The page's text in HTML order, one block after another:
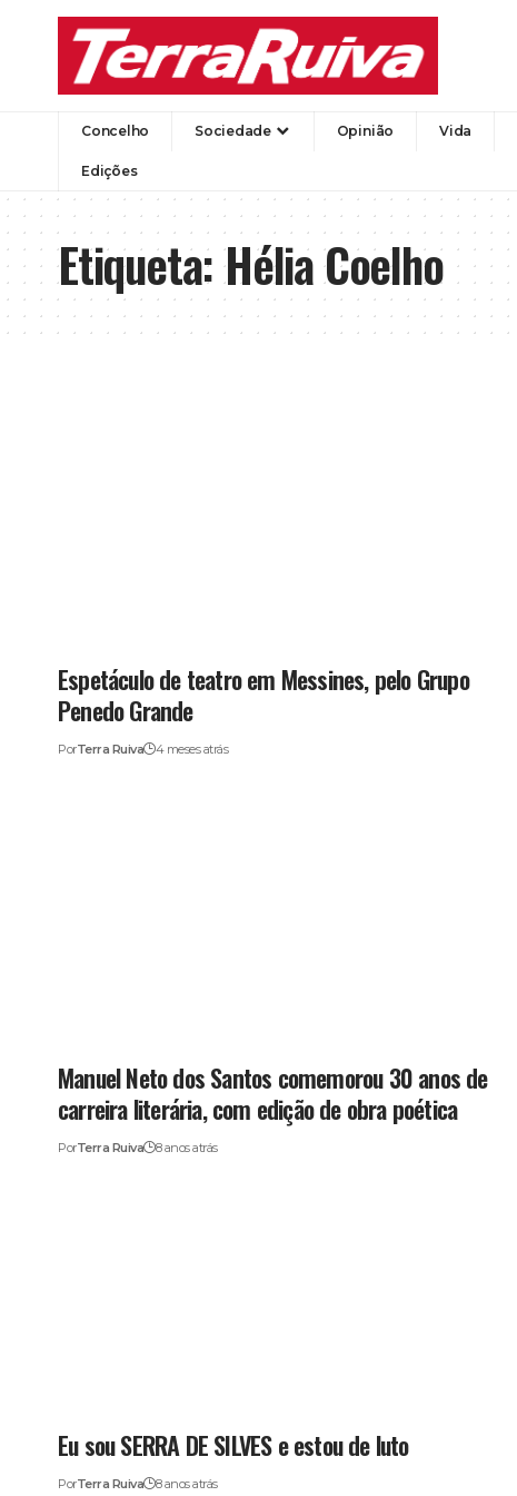
Concelho Sociedade Opinião Vida
Edições
Etiqueta:Hélia Coelho
Espetáculo de teatro em Messines, pelo Grupo
Penedo Grande
PorTerra Ruiva 4 meses atrás
Manuel Neto dos Santos comemorou 30 anos de
carreira literária, com edição de obra poética
PorTerra Ruiva 8 anos atrás
Eu sou SERRA DE SILVES e estou de luto
PorTerra Ruiva 8 anos atrás